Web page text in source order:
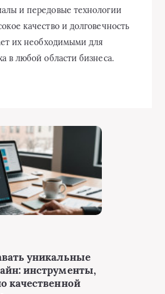
и передовые технологии
качество и долговечность
их необходимыми для
в любой области бизнеса.
уникальные
инструменты,
качественной